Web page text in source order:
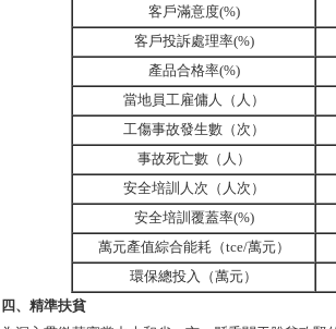
客戶滿意度(%)
客戶投訴處理率(%)
產品合格率(%)
當地員工雇傭人（人）
工傷事故發生數（次）
事故死亡數（人）
安全培訓人次（人次）
安全培訓覆蓋率(%)
萬元產值綜合能耗（tce/萬元）
環保總投入（萬元）
四、 精準扶貧